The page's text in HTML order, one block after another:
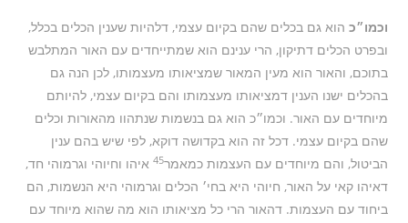
וכמו״כ הוא גם בכלים שהם בקיום עצמי, דלהיות שענין הכלים בכלל,
ובפרט הכלים דתיקון, הרי ענינם הוא שמתייחדים עם האור המתלבש
בתוכם, והאור הוא מעין המאור שמציאותו מעצמותו, לכן הנה גם
בהכלים ישנו הענין דמציאותו מעצמותו והם בקיום עצמי, להיותם
מיוחדים עם האור. וכמו״כ הוא גם בנשמות שנתהוו מהאורות וכלים
שהם בקיום עצמי. דכל זה הוא בקדושה דוקא, לפי שיש בהם ענין
הביטול, והם מיוחדים עם העצמות כמאמר45 איהו וחיוהי וגרמוהי חד,
דאיהו קאי על האור, חיוהי היא בחי׳ הכלים וגרמוהי היא הנשמות, הם
ביחוד עם העצמות. דהאור הרי כל מציאותו הוא מה שהוא מיוחד עם